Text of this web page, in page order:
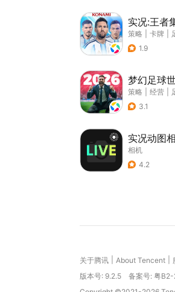
实况:王者
策略 卡牌
1.9
梦幻足球
策略 经营
3.1
实况动图
相机
4.2
关于腾讯 About Tencent
版本号: 9.2.5 备案号: 粤